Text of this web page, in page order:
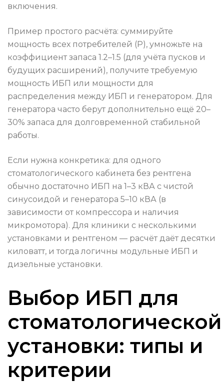
включения.
Пример простого расчёта: суммируйте
мощность всех потребителей (P), умножьте на
коэффициент запаса 1.2–1.5 (для учёта пусков и
будущих расширений), получите требуемую
мощность ИБП или мощности для
распределения между ИБП и генератором. Для
генератора часто берут дополнительно ещё 20–
30% запаса для долговременной стабильной
работы.
Если нужна конкретика: для одного
стоматологического кабинета без рентгена
обычно достаточно ИБП на 1–3 кВА с чистой
синусоидой и генератора 5–10 кВА (в
зависимости от компрессора и наличия
микромотора). Для клиники с несколькими
установками и рентгеном — расчёт даёт десятки
киловатт, и тогда логичны модульные ИБП и
дизельные установки.
Выбор ИБП для
стоматологической
установки: типы и
критерии